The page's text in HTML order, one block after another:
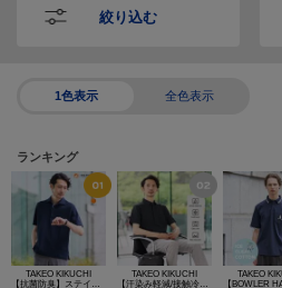
絞り込む
1色表示 全色表示
ランキング
TAKEO KIKUCHI
TAKEO KIKUCHI
TAKEO